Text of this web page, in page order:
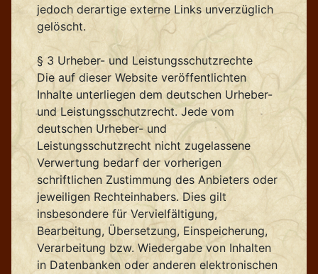
jedoch derartige externe Links unverzüglich
gelöscht.
§ 3 Urheber- und Leistungsschutzrechte
Die auf dieser Website veröffentlichten
Inhalte unterliegen dem deutschen Urheber-
und Leistungsschutzrecht. Jede vom
deutschen Urheber- und
Leistungsschutzrecht nicht zugelassene
Verwertung bedarf der vorherigen
schriftlichen Zustimmung des Anbieters oder
jeweiligen Rechteinhabers. Dies gilt
insbesondere für Vervielfältigung,
Bearbeitung, Übersetzung, Einspeicherung,
Verarbeitung bzw. Wiedergabe von Inhalten
in Datenbanken oder anderen elektronischen